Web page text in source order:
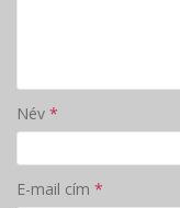
Név *
E-mail cím *